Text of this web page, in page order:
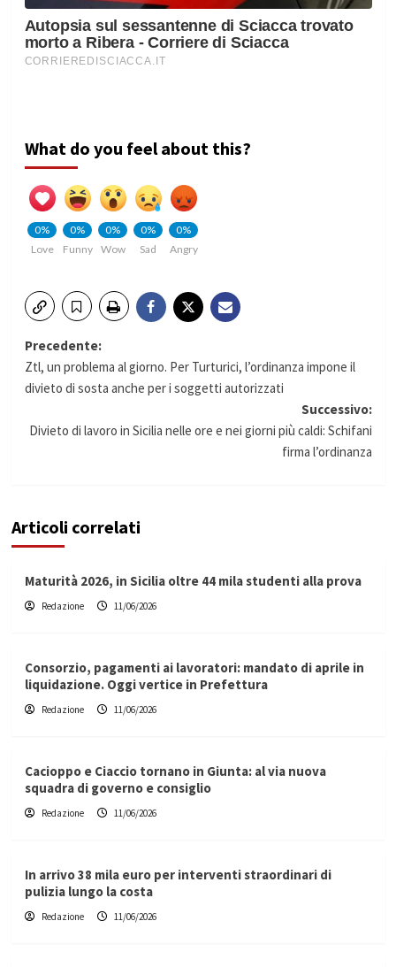
What do you feel about this?
0%
Love
0%
Funny
0%
Wow
0%
Sad
0%
Angry
Navigazione
articolo
Precedente:
Ztl, un problema al giorno. Per Turturici, l’ordinanza impone il
divieto di sosta anche per i soggetti autorizzati
Successivo:
Divieto di lavoro in Sicilia nelle ore e nei giorni più caldi: Schifani
firma l’ordinanza
Articoli correlati
Maturità 2026, in Sicilia oltre 44 mila studenti alla prova
Redazione 11/06/2026
Consorzio, pagamenti ai lavoratori: mandato di aprile in
liquidazione. Oggi vertice in Prefettura
Redazione 11/06/2026
Cacioppo e Ciaccio tornano in Giunta: al via nuova
squadra di governo e consiglio
Redazione 11/06/2026
In arrivo 38 mila euro per interventi straordinari di
pulizia lungo la costa
Redazione 11/06/2026